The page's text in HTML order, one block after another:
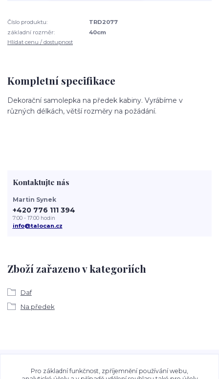
Číslo produktu:
TRD2077
základní rozměr:
40cm
Hlídat cenu / dostupnost
Kompletní specifikace
Dekorační samolepka na předek kabiny. Vyrábíme v
různých délkách, větší rozměry na požádání.
Zboží zařazeno v kategoriích
Daf
Na předek
Kontaktujte nás
Martin Synek
+420 776 111 394
7:00 - 17:00 hodin
info@talocan.cz
obsah zveřejněný na stránkách Talocan.cz a
Pro základní funkčnost, zpříjemnění používání webu,